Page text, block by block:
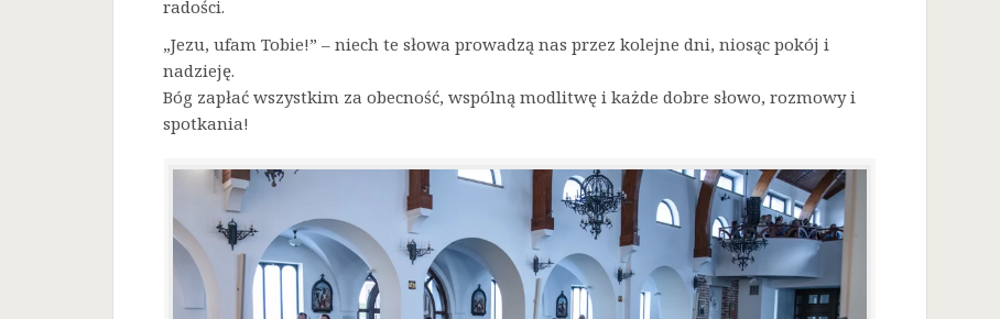
radości.
„Jezu, ufam Tobie!” – niech te słowa prowadzą nas przez kolejne dni, niosąc pokój i
nadzieję.
Bóg zapłać wszystkim za obecność, wspólną modlitwę i każde dobre słowo, rozmowy i
spotkania!